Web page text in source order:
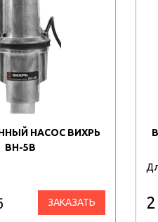
НАСОС ВИХРЬ
ВН-5В
ЗАКАЗАТЬ